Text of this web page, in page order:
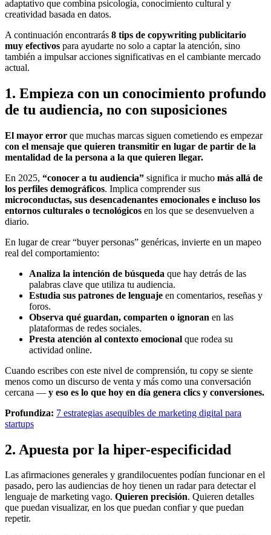
adaptativo que combina psicología, conocimiento cultural y
creatividad basada en datos.
A continuación encontrarás 8 tips de copywriting publicitario
muy efectivos para ayudarte no solo a captar la atención, sino
también a impulsar acciones significativas en el cambiante mercado
actual.
1. Empieza con un conocimiento profundo
de tu audiencia, no con suposiciones
El mayor error que muchas marcas siguen cometiendo es empezar
con el mensaje que quieren transmitir en lugar de partir de la
mentalidad de la persona a la que quieren llegar.
En 2025, “conocer a tu audiencia” significa ir mucho más allá de
los perfiles demográficos. Implica comprender sus
microconductas, sus desencadenantes emocionales e incluso los
entornos culturales o tecnológicos en los que se desenvuelven a
diario.
En lugar de crear “buyer personas” genéricas, invierte en un mapeo
real del comportamiento:
Analiza la intención de búsqueda que hay detrás de las
palabras clave que utiliza tu audiencia.
Estudia sus patrones de lenguaje en comentarios, reseñas y
foros.
Observa qué guardan, comparten o ignoran en las
plataformas de redes sociales.
Presta atención al contexto emocional que rodea su
actividad online.
Cuando escribes con este nivel de comprensión, tu copy se siente
menos como un discurso de venta y más como una conversación
cercana — y eso es lo que hoy en día genera clics y conversiones.
Profundiza: 7 estrategias asequibles de marketing digital para
startups
2. Apuesta por la hiper-especificidad
Las afirmaciones generales y grandilocuentes podían funcionar en el
pasado, pero las audiencias de hoy tienen un radar para detectar el
lenguaje de marketing vago. Quieren precisión. Quieren detalles
que puedan visualizar, en los que puedan confiar y que puedan
repetir.